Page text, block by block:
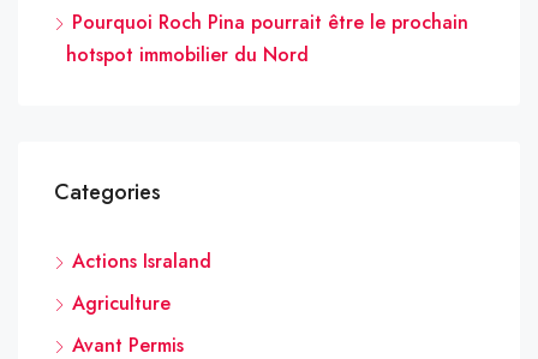
Pourquoi Roch Pina pourrait être le prochain
hotspot immobilier du Nord
Categories
Actions Israland
Agriculture
Avant Permis